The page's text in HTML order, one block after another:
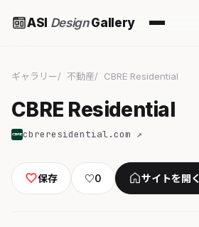
ASI DesignGallery
ギャラリー 不動産 CBRE Residential
CBRE Residential
cbreresidential.com ↗
保存 ♡0 サイトを開く